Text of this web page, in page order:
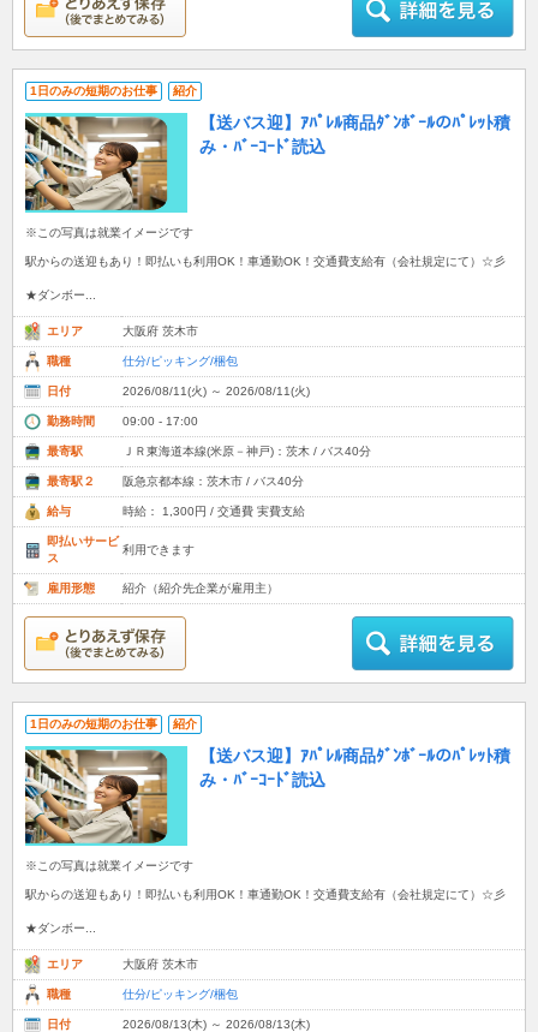
1日のみの短期のお仕事 紹介
【送バス迎】ｱﾊﾟﾚﾙ商品ﾀﾞﾝﾎﾞｰﾙのﾊﾟﾚｯﾄ積
み・ﾊﾞｰｺｰﾄﾞ読込
※この写真は就業イメージです
駅からの送迎もあり！即払いも利用OK！車通勤OK！交通費支給有（会社規定にて）☆彡
★ダンボー...
エリア 大阪府 茨木市
職種 仕分/ピッキング/梱包
日付 2026/08/11(火) ～ 2026/08/11(火)
勤務時間 09:00 - 17:00
最寄駅 ＪＲ東海道本線(米原－神戸)：茨木 / バス40分
最寄駅２ 阪急京都本線：茨木市 / バス40分
給与 時給： 1,300円 / 交通費 実費支給
即払いサービ
ス
利用できます
雇用形態 紹介（紹介先企業が雇用主）
1日のみの短期のお仕事 紹介
【送バス迎】ｱﾊﾟﾚﾙ商品ﾀﾞﾝﾎﾞｰﾙのﾊﾟﾚｯﾄ積
み・ﾊﾞｰｺｰﾄﾞ読込
※この写真は就業イメージです
駅からの送迎もあり！即払いも利用OK！車通勤OK！交通費支給有（会社規定にて）☆彡
★ダンボー...
エリア 大阪府 茨木市
職種 仕分/ピッキング/梱包
日付 2026/08/13(木) ～ 2026/08/13(木)